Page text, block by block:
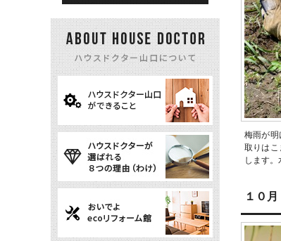
梅雨が明
取りはこ
します。
１０月